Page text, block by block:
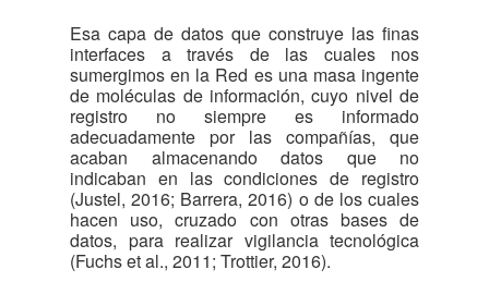
Esa capa de datos que construye las finas
interfaces a través de las cuales nos
sumergimos en la Red es una masa ingente
de moléculas de información, cuyo nivel de
registro no siempre es informado
adecuadamente por las compañías, que
acaban almacenando datos que no
indicaban en las condiciones de registro
(Justel, 2016; Barrera, 2016) o de los cuales
hacen uso, cruzado con otras bases de
datos, para realizar vigilancia tecnológica
(Fuchs et al., 2011; Trottier, 2016).